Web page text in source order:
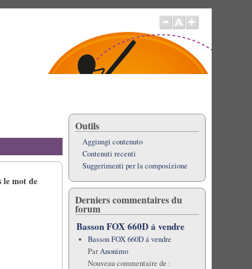
le mot de
Outils
Aggiungi contenuto
Contenuti recenti
Suggerimenti per la composizione
Derniers commentaires du
forum
Basson FOX 660D á vendre
Basson FOX 660D á vendre
ParAnonimo
Nouveau commentaire de :